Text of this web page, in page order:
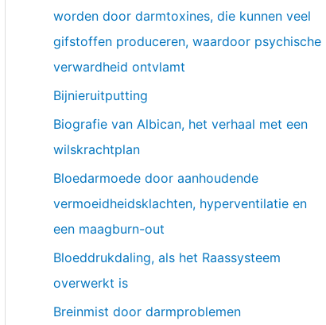
worden door darmtoxines, die kunnen veel
gifstoffen produceren, waardoor psychische
verwardheid ontvlamt
Bijnieruitputting
Biografie van Albican, het verhaal met een
wilskrachtplan
Bloedarmoede door aanhoudende
vermoeidheidsklachten, hyperventilatie en
een maagburn-out
Bloeddrukdaling, als het Raassysteem
overwerkt is
Breinmist door darmproblemen